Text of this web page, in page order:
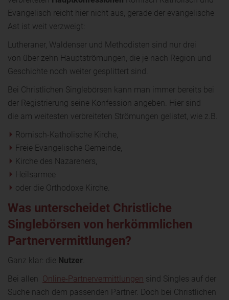
Evangelisch reicht hier nicht aus, gerade der evangelische
Ast ist weit verzweigt:
Lutheraner, Waldenser und Methodisten sind nur drei
von über zehn Hauptströmungen, die je nach Region und
Geschichte noch weiter gesplittert sind.
Bei Christlichen Singlebörsen kann man immer bereits bei
der Registrierung seine Konfession angeben. Hier sind
die am weitesten verbreiteten Strömungen gelistet, wie z.B.
Römisch-Katholische Kirche,
Freie Evangelische Gemeinde,
Kirche des Nazareners,
Heilsarmee
oder die Orthodoxe Kirche.
Was unterscheidet Christliche
Singlebörsen von herkömmlichen
Partnervermittlungen?
Ganz klar: die Nutzer.
Bei allen Online-Partnervermittlungen sind Singles auf der
Suche nach dem passenden Partner. Doch bei Christlichen